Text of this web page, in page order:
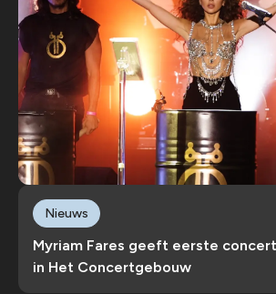
Myriam Fares geeft eerste
in Het Concertgebouw
Nieuws